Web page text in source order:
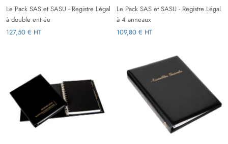
Le Pack SAS et SASU - Registre Légal
à double entrée
127,50 € HT
Le Pack SAS et SASU - Registre Légal
à 4 anneaux
109,80 € HT